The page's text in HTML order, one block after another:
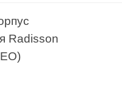
Radisson